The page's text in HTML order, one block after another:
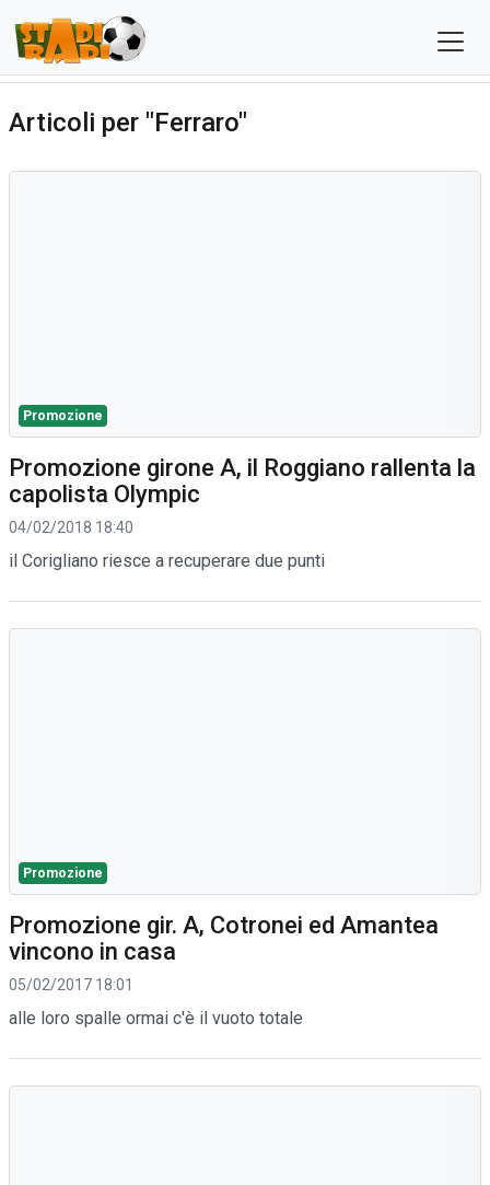
Articoli per "Ferraro"
Promozione
Promozione girone A, il Roggiano rallenta la
capolista Olympic
04/02/2018 18:40
il Corigliano riesce a recuperare due punti
Promozione
Promozione gir. A, Cotronei ed Amantea
vincono in casa
05/02/2017 18:01
alle loro spalle ormai c'è il vuoto totale